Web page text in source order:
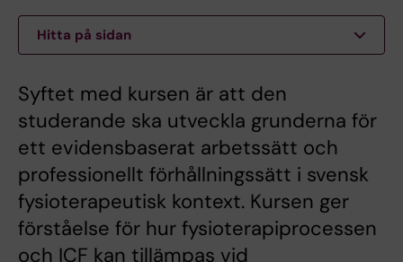
Hitta på sidan
Syftet med kursen är att den
studerande ska utveckla grunderna för
ett evidensbaserat arbetssätt och
professionellt förhållningssätt i svensk
fysioterapeutisk kontext. Kursen ger
förståelse för hur fysioterapiprocessen
och ICF kan tillämpas vid